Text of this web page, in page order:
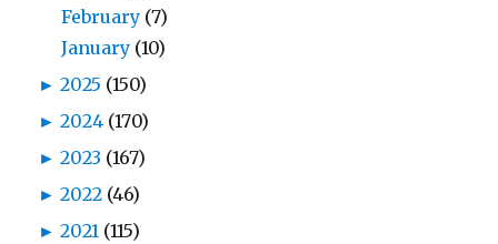
February (7)
January (10)
► 2025 (150)
► 2024 (170)
► 2023 (167)
► 2022 (46)
► 2021 (115)